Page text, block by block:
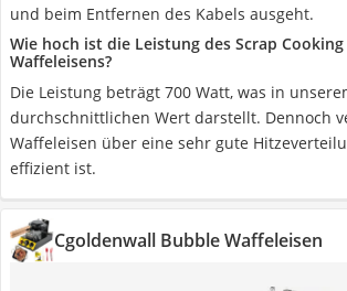
und beim Entfernen des Kabels ausgeht.
Wie hoch ist die Leistung des Scrap Cooking
Waffeleisens?
Die Leistung beträgt 700 Watt, was in
durchschnittlichen Wert darstellt. Dennoch
Waffeleisen über eine sehr gute
effizient ist.
Cgoldenwall Bubble Waffeleisen